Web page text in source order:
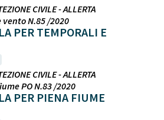
CIVILE - ALLERTA
vento N.85 /2020
PER TEMPORALI E
CIVILE - ALLERTA
PO N.83 /2020
PER PIENA FIUME